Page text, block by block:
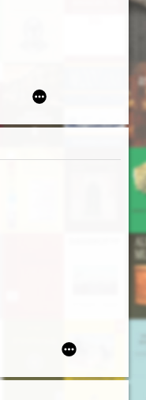
dotyczących innych
Mei (1880-1961) =
Małgorzaty Grosman